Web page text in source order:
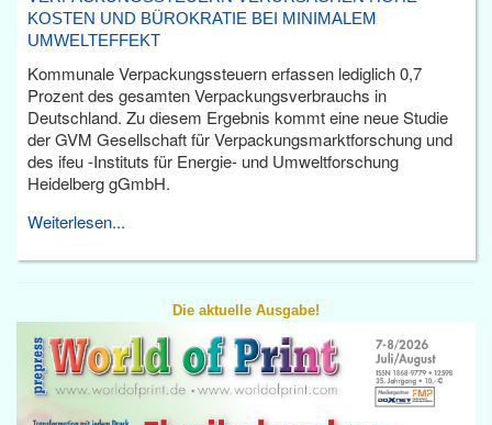
KOSTEN UND BÜROKRATIE BEI MINIMALEM
UMWELTEFFEKT
Kommunale Verpackungssteuern erfassen lediglich 0,7
Prozent des gesamten Verpackungsverbrauchs in
Deutschland. Zu diesem Ergebnis kommt eine neue Studie
der GVM Gesellschaft für Verpackungsmarktforschung und
des ifeu -Instituts für Energie- und Umweltforschung
Heidelberg gGmbH.
Weiterlesen...
Die aktuelle Ausgabe!